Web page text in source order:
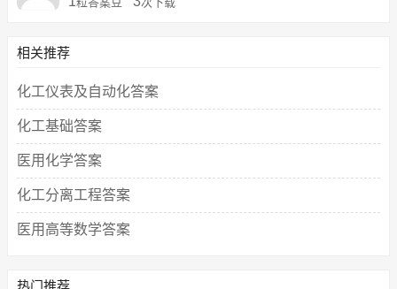
相关推荐
化工仪表及自动化答案
化工基础答案
医用化学答案
化工分离工程答案
医用高等数学答案
热门推荐